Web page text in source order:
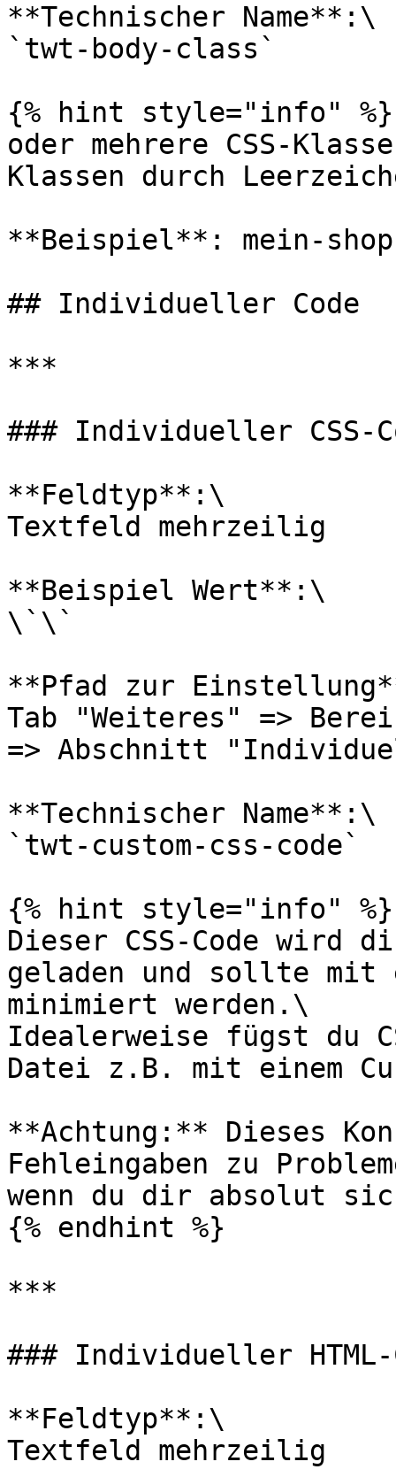
**Technischer Name**:\
`twt-body-class`
{% hint style="info" %}
oder mehrere CSS-
Klassen durch
**Beispiel**: mein-
## Individueller Code
***
### Individueller CSS-
**Feldtyp**:\
Textfeld mehrzeilig
**Beispiel Wert**:\
\`\`
**Pfad zur
Tab "Weiteres" =>
=> Abschnitt
**Technischer Name**:\
`twt-custom-css-code`
{% hint style="info" %}
Dieser CSS-Code wird
geladen und sollte mit
minimiert werden.\
Idealerweise fügst du
Datei z.B. mit einem
**Achtung:** Dieses
Fehleingaben zu
wenn du dir absolut
{% endhint %}
***
### Individueller HTML-
**Feldtyp**:\
Textfeld mehrzeilig